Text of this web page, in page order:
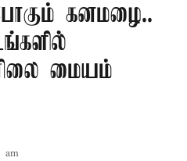
கனமழை..
மையம்
am